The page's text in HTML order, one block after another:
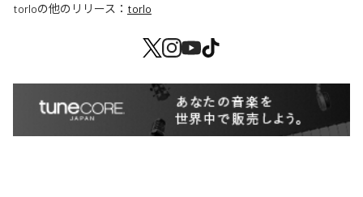
torloの他のリリース： torlo